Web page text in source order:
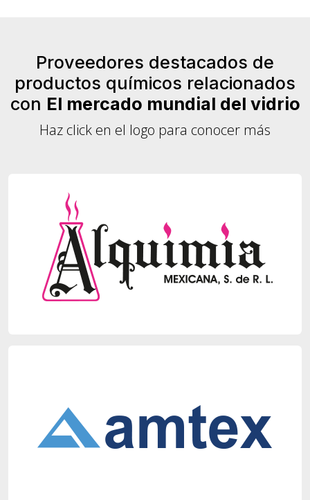
Proveedores destacados de
productos químicos relacionados
con El mercado mundial del vidrio
Haz click en el logo para conocer más